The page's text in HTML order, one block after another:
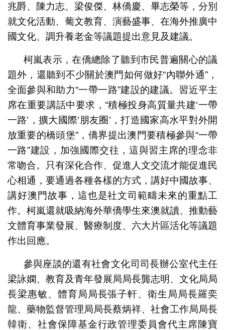
兆爵、陳力志、梁俊傑、林僑慶、畢志榮等，分別
就文化活動、葡文教育、演藝盛事、在海外推廣中
國文化、調升養老金等議題提出意見及建議。
柯嵐表示，在僑總除了聽到市民普遍關心的議
題外，還聽到不少關於澳門如何做好“內聯外通”，
全面參與和助力“一帶一路”建設的建議。習近平主
席在重要講話中要求，“積極投身高質量共建‘一帶
一路’，擴大國際‘朋友圈’，打造國家高水平對外開
放重要的橋頭堡”，僑界提出澳門要積極參與“一帶
一路”建設，加強國際交往，這與習主席的理念非
常吻合。只有深化合作、促進人文交流才能促進民
心相通，要通過各種各樣的方式，講好中國故事、
講好澳門故事，這也是社文司範疇未來的重點工
作。柯嵐還就吸納海外華僑學生來澳就讀、推動藝
文體育事業發展、醫療制度、六大片區活化等議題
作出回應。
參與座談的還有社會文化司司長辦公室代主任
梁詠嫻、教育及青年發展局局長龔志明、文化局局
長梁惠敏、體育局局長張子軒、衛生局局長羅奕
龍、藥物監督管理局局長蔡炳祥、社會工作局局長
韓衛、社會保障基金行政管理委員會代主席陳寶